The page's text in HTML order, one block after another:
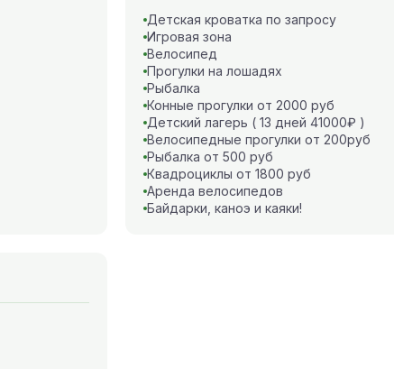
Детская кроватка по запросу
Игровая зона
Велосипед
Прогулки на лошадях
Рыбалка
Конные прогулки от 2000 руб
Детский лагерь ( 13 дней 41000₽ )
Велосипедные прогулки от 200руб
Рыбалка от 500 руб
Квадроциклы от 1800 руб
Аренда велосипедов
Байдарки, каноэ и каяки!